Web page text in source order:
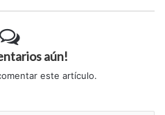
aún!
este artículo.